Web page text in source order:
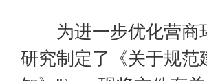
为进一步优化营
研究制定了《关于规范